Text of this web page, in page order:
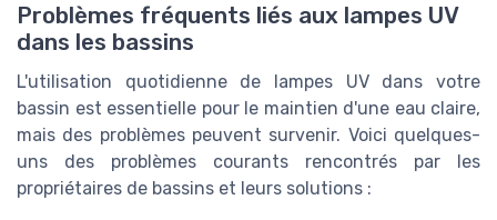
Problèmes fréquents liés aux lampes UV
dans les bassins
L'utilisation quotidienne de lampes UV dans votre
bassin est essentielle pour le maintien d'une eau claire,
mais des problèmes peuvent survenir. Voici quelques-
uns des problèmes courants rencontrés par les
propriétaires de bassins et leurs solutions :